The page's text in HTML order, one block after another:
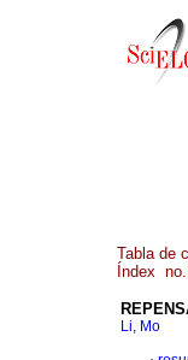
Tabla de
Índex
Li, Mo